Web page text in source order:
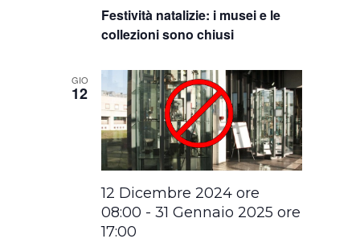
Festività natalizie: i musei e le
collezioni sono chiusi
GIO
12
12 Dicembre 2024 ore
08:00 -31 Gennaio 2025 ore
17:00